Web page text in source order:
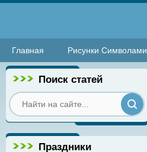
Главная Рисунки Символами
Поиск статей
Праздники